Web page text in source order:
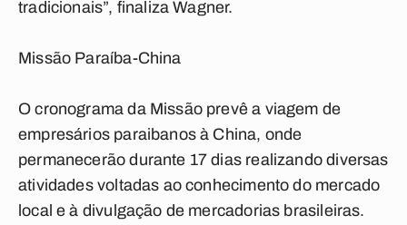
tradicionais”, finaliza Wagner.
Missão Paraíba-China
O cronograma da Missão prevê a viagem de
empresários paraibanos à China, onde
permanecerão durante 17 dias realizando diversas
atividades voltadas ao conhecimento do mercado
local e à divulgação de mercadorias brasileiras.